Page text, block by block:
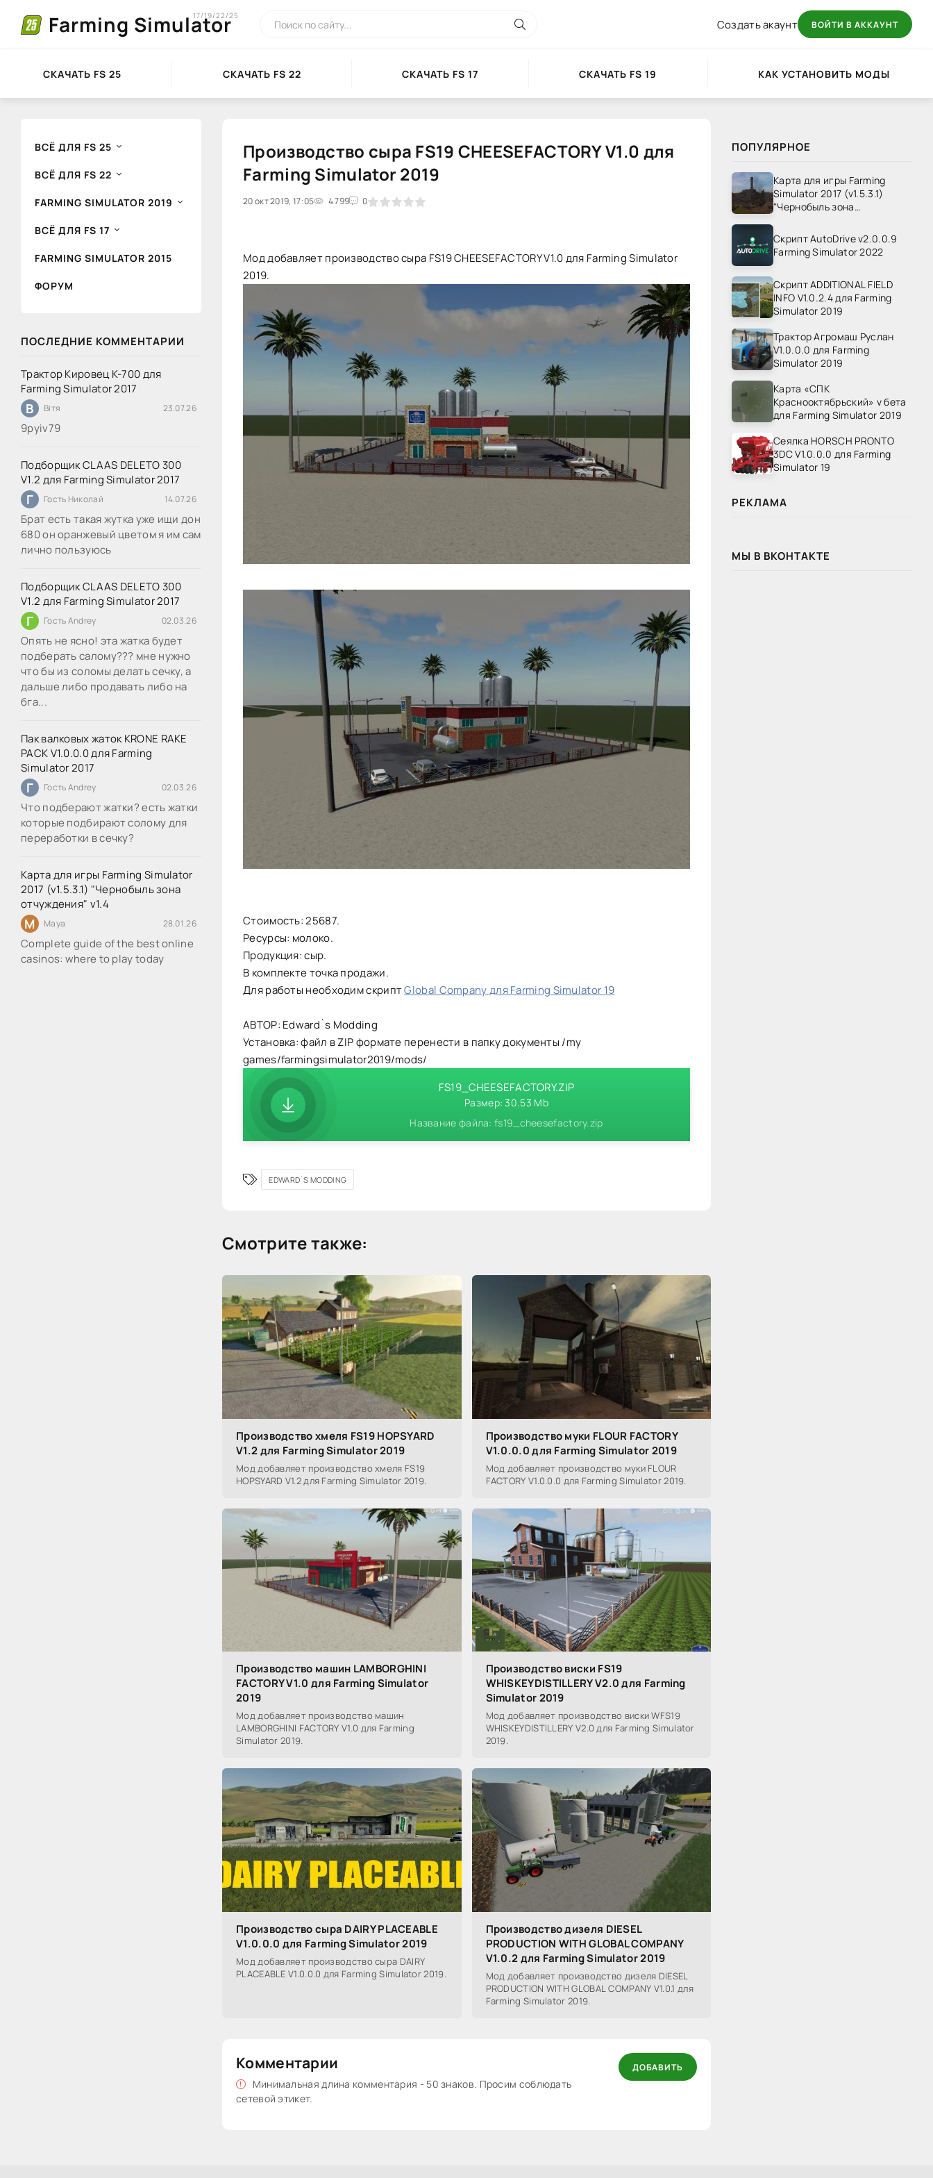
Farming Simulator
17/19/22/25
Создать акаунт ВОЙТИ В АККАУНТ
СКАЧАТЬ FS 25 СКАЧАТЬ FS 22 СКАЧАТЬ FS 17 СКАЧАТЬ FS 19 КАК УСТАНОВИТЬ МОДЫ
ВСЁ ДЛЯ FS 25
ВСЁ ДЛЯ FS 22
FARMING SIMULATOR 2019
ВСЁ ДЛЯ FS 17
FARMING SIMULATOR 2015
ФОРУМ
ПОСЛЕДНИЕ КОММЕНТАРИИ
Трактор Кировец К-700 для
Farming Simulator 2017
В Вітя 23.07.26
9руіv79
Подборщик CLAAS DELETO 300
V1.2 для Farming Simulator 2017
Г Гость Николай 14.07.26
Брат есть такая жутка уже ищи дон
680 он оранжевый цветом я им сам
лично пользуюсь
Подборщик CLAAS DELETO 300
V1.2 для Farming Simulator 2017
Г Гость Andrey 02.03.26
Опять не ясно! эта жатка будет
подберать салому??? мне нужно
что бы из соломы делать сечку, а
дальше либо продавать либо на
бга...
Пак валковых жаток KRONE RAKE
PACK V1.0.0.0 для Farming
Simulator 2017
Г Гость Andrey 02.03.26
Что подберают жатки? есть жатки
которые подбирают солому для
переработки в сечку?
Карта для игры Farming Simulator
2017 (v1.5.3.1) "Чернобыль зона
отчуждения" v1.4
M Maya 28.01.26
Complete guide of the best online
casinos: where to play today
Производство сыра FS19 CHEESEFACTORY V1.0 для
Farming Simulator 2019
20 окт 2019, 17:05 4 799 0
1 2 3 4 5
Мод добавляет производство сыра FS19 CHEESEFACTORY V1.0 для Farming Simulator
2019.
Стоимость: 25687.
Ресурсы: молоко.
Продукция: сыр.
В комплекте точка продажи.
Для работы необходим скриптGlobal Company для Farming Simulator 19
АВТОР: Edward`s Modding
Установка: файл в ZIP формате перенести в папку документы /my
games/farmingsimulator2019/mods/
FS19_CHEESEFACTORY.ZIP
Размер: 30.53 Mb
Название файла: fs19_cheesefactory.zip
EDWARD`S MODDING
Смотрите также:
Производство хмеля FS19 HOPSYARD
V1.2 для Farming Simulator 2019
Мод добавляет производство хмеля FS19
HOPSYARD V1.2 для Farming Simulator 2019.
Производство муки FLOUR FACTORY
V1.0.0.0 для Farming Simulator 2019
Мод добавляет производство муки FLOUR
FACTORY V1.0.0.0 для Farming Simulator 2019.
Производство машин LAMBORGHINI
FACTORY V1.0 для Farming Simulator
2019
Мод добавляет производство машин
LAMBORGHINI FACTORY V1.0 для Farming
Simulator 2019.
Производство виски FS19
WHISKEYDISTILLERY V2.0 для Farming
Simulator 2019
Мод добавляет производство виски WFS19
WHISKEYDISTILLERY V2.0 для Farming Simulator
2019.
Производство сыра DAIRY PLACEABLE
V1.0.0.0 для Farming Simulator 2019
Мод добавляет производство сыра DAIRY
PLACEABLE V1.0.0.0 для Farming Simulator 2019.
Производство дизеля DIESEL
PRODUCTION WITH GLOBAL COMPANY
V1.0.2 для Farming Simulator 2019
Мод добавляет производство дизеля DIESEL
PRODUCTION WITH GLOBAL COMPANY V1.0.1 для
Farming Simulator 2019.
Комментарии
Минимальная длина комментария - 50 знаков. Просим соблюдать
сетевой этикет.
ДОБАВИТЬ
ПОПУЛЯРНОЕ
Карта для игры Farming
Simulator 2017 (v1.5.3.1)
"Чернобыль зона
Скрипт AutoDrive v2.0.0.9
Farming Simulator 2022
Скрипт ADDITIONAL FIELD
INFO V1.0.2.4 для Farming
Simulator 2019
Трактор Агромаш Руслан
V1.0.0.0 для Farming
Simulator 2019
Карта «СПК
Краснооктябрьский» v бета
для Farming Simulator 2019
Сеялка HORSCH PRONTO
3DC V1.0.0.0 для Farming
Simulator 19
РЕКЛАМА
МЫ В ВКОНТАКТЕ